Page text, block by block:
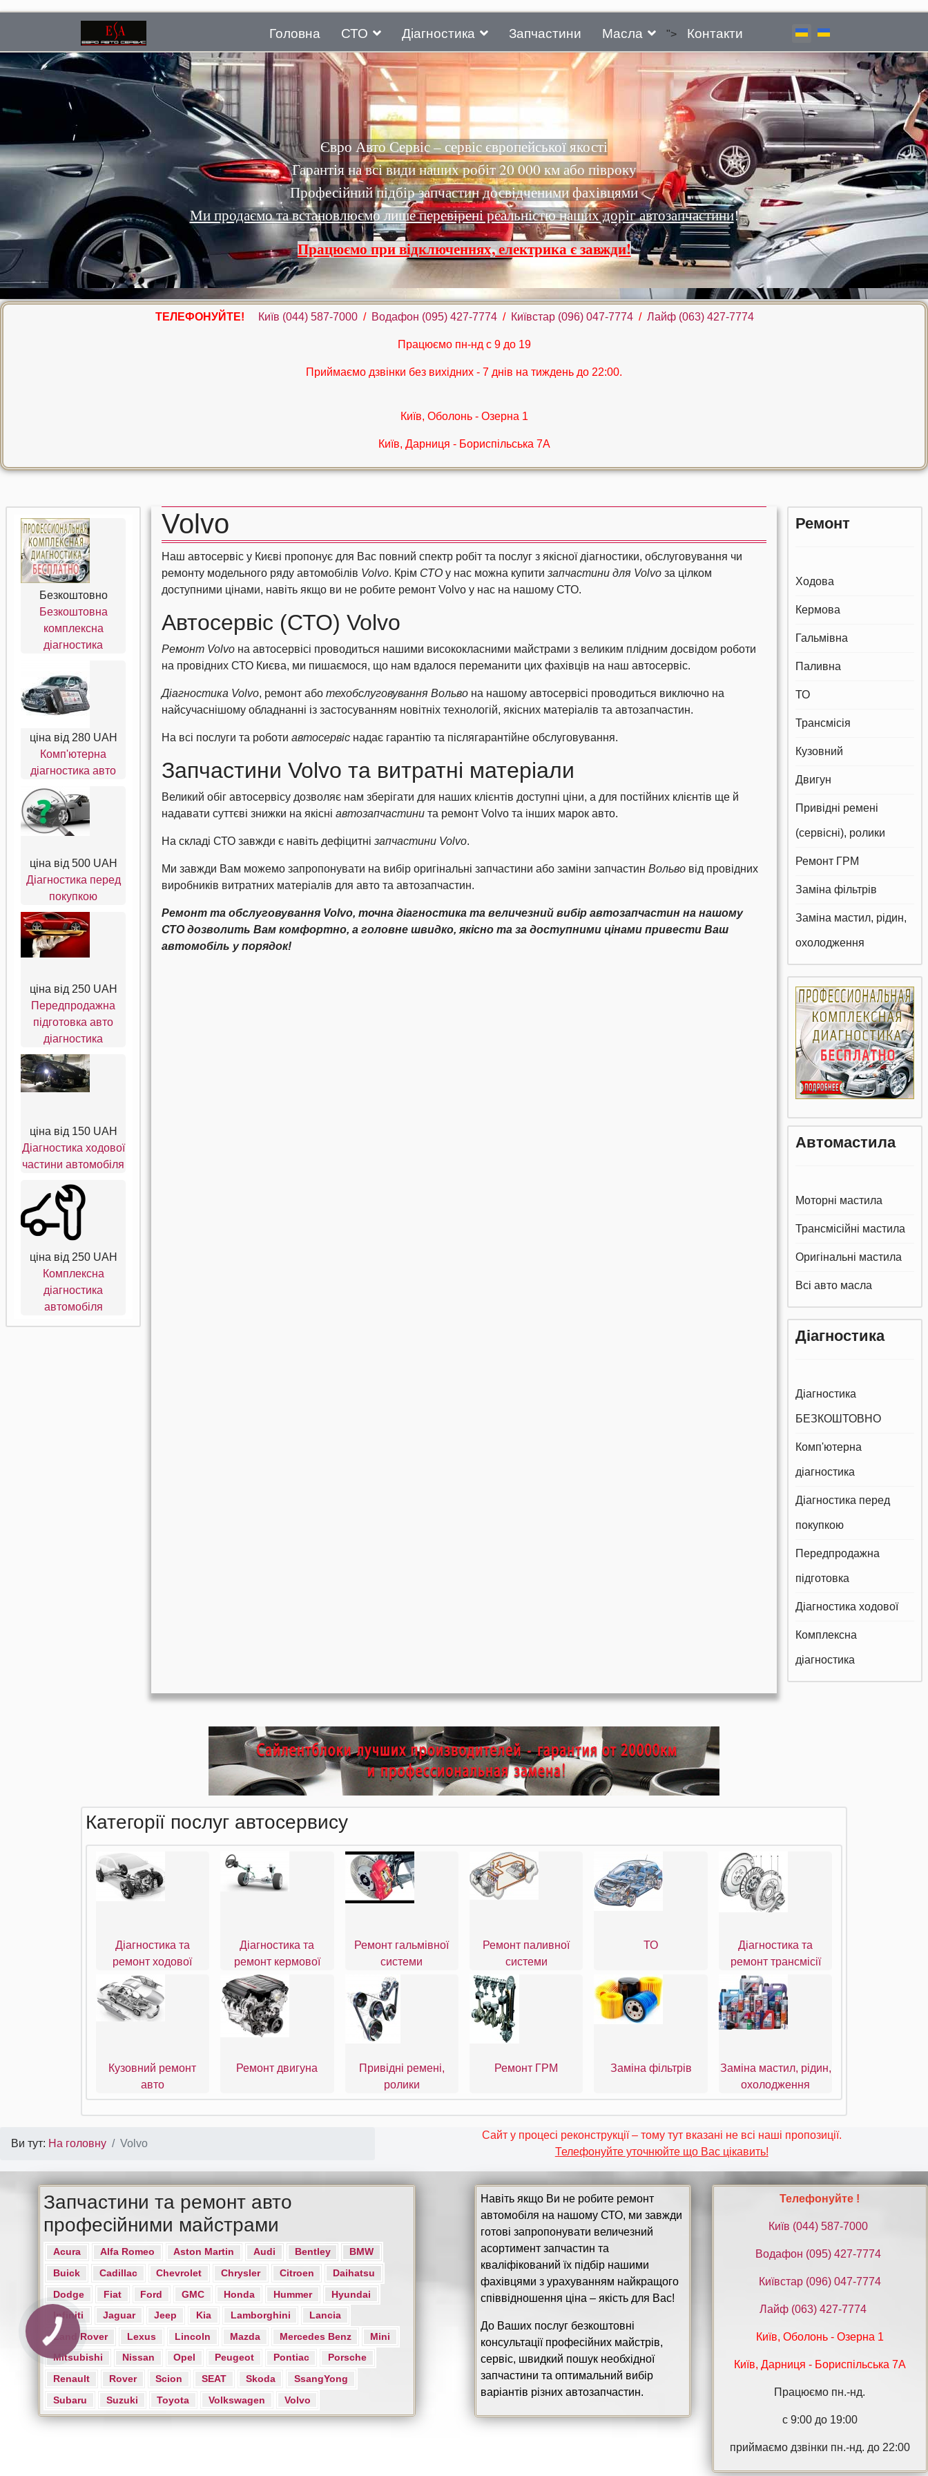
Головна СТО Діагностика Запчастини Масла "> Контакти
Євро Авто Сервіс – сервіс європейської якості
Гарантія на всі види наших робіт 20 000 км або півроку
Професійний підбір запчастин досвідченими фахівцями
Ми продаємо та встановлюємо лише перевірені реальністю наших доріг автозапчастини!
Працюємо при відключеннях, електрика є завжди!
ТЕЛЕФОНУЙТЕ! Київ ‎(044) 587-7000 / Водафон ‎(095) 427-7774/ Київстар (096) 047-7774/ Лайф (063) 427-7774
Працюємо пн-нд с 9 до 19
Приймаємо дзвінки без вихідних - 7 днів на тиждень до 22:00.
Київ, Оболонь - Озерна 1
Київ, Дарниця - Бориспільська 7А
Безкоштовно
Безкоштовна
комплексна
діагностика
ціна від 280 UAH
Комп'ютерна
діагностика авто
ціна від 500 UAH
Діагностика перед
покупкою
ціна від 250 UAH
Передпродажна
підготовка авто
діагностика
ціна від 150 UAH
Діагностика ходової
частини автомобіля
ціна від 250 UAH
Комплексна
діагностика
автомобіля
Volvo
Наш автосервіс у Києві пропонує для Вас повний спектр робіт та послуг з якісної діагностики, обслуговування чи
ремонту модельного ряду автомобілів Volvo. Крім СТО у нас можна купитизапчастини для Volvo за цілком
доступними цінами, навіть якщо ви не робите ремонт Volvo у нас на нашому СТО.
Автосервіс (СТО) Volvo
Ремонт Volvo на автосервісі проводиться нашими висококласними майстрами з великим плідним досвідом роботи
на провідних СТО Києва, ми пишаємося, що нам вдалося переманити цих фахівців на наш автосервіс.
Діагностика Volvo, ремонт аботехобслуговування Вольво на нашому автосервісі проводиться виключно на
найсучаснішому обладнанні із застосуванням новітніх технологій, якісних матеріалів та автозапчастин.
На всі послуги та роботиавтосервіс надає гарантію та післягарантійне обслуговування.
Запчастини Volvo та витратні матеріали
Великий обіг автосервісу дозволяє нам зберігати для наших клієнтів доступні ціни, а для постійних клієнтів ще й
надавати суттєві знижки на якісніавтозапчастини та ремонт Volvo та інших марок авто.
На складі СТО завжди є навіть дефіцитнізапчастини Volvo.
Ми завжди Вам можемо запропонувати на вибір оригінальні запчастини або заміни запчастинВольво від провідних
виробників витратних матеріалів для авто та автозапчастин.
Ремонт та обслуговування Volvo, точна діагностика та величезний вибір автозапчастин на нашому
СТО дозволить Вам комфортно, а головне швидко, якісно та за доступними цінами привести Ваш
автомобіль у порядок!
Ремонт
Ходова
Кермова
Гальмівна
Паливна
ТО
Трансмісія
Кузовний
Двигун
Привідні ремені
(сервісні), ролики
Ремонт ГРМ
Заміна фільтрів
Заміна мастил, рідин,
охолодження
Автомастила
Моторні мастила
Трансмісійні мастила
Оригінальні мастила
Всі авто масла
Діагностика
Діагностика
БЕЗКОШТОВНО
Комп'ютерна
діагностика
Діагностика перед
покупкою
Передпродажна
підготовка
Діагностика ходової
Комплексна
діагностика
Категорії послуг автосервису
Діагностика та
ремонт ходової
Діагностика та
ремонт кермової
Ремонт гальмівної
системи
Ремонт паливної
системи
ТО
Діагностика та
ремонт трансмісії
Кузовний ремонт
авто
Ремонт двигуна
Привідні ремені,
ролики
Ремонт ГРМ Заміна фільтрів
Заміна мастил, рідин,
охолодження
Ви тут: На головну Volvo
Сайт у процесі реконструкції – тому тут вказані не всі наші пропозиції.
Телефонуйте уточнюйте що Вас цікавить!
Запчастини та ремонт авто
професійними майстрами
Acura Alfa Romeo Aston Martin Audi Bentley
BMW
Buick
Cadillac Chevrolet Chrysler Citroen
Daihatsu
Dodge
Fiat Ford GMC Honda Hummer
Hyundai
Infiniti
Jaguar Jeep Kia Lamborghini
Lancia
Land Rover
Lexus Lincoln Mazda Mercedes Benz
Mini
Mitsubishi
Nissan Opel Peugeot Pontiac
Porsche
Renault
Rover Scion SEAT Skoda
SsangYong
Subaru
Suzuki Toyota Volkswagen Volvo
Навіть якщо Ви не робите ремонт
автомобіля на нашому СТО, ми завжди
готові запропонувати величезний
асортимент запчастин та
кваліфікований їх підбір нашими
фахівцями з урахуванням найкращого
співвідношення ціна – якість для Вас!
До Ваших послуг безкоштовні
консультації професійних майстрів,
сервіс, швидкий пошук необхідної
запчастини та оптимальний вибір
варіантів різних автозапчастин.
Телефонуйте !
Київ ‎(044) 587-7000
Водафон ‎(095) 427-7774
Київстар (096) 047-7774
Лайф (063) 427-7774
Київ, Оболонь - Озерна 1
Київ, Дарниця - Бориспільська 7А
Працюємо пн.-нд.
с 9:00 до 19:00
приймаємо дзвінки пн.-нд. до 22:00